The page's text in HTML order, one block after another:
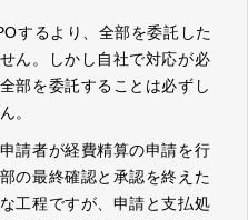
するより、全部を委託した
ん。しかし自社で対応が必
部を委託することは必ずし
。
請者が経費精算の申請を行
の最終確認と承認を終えた
工程ですが、申請と支払処